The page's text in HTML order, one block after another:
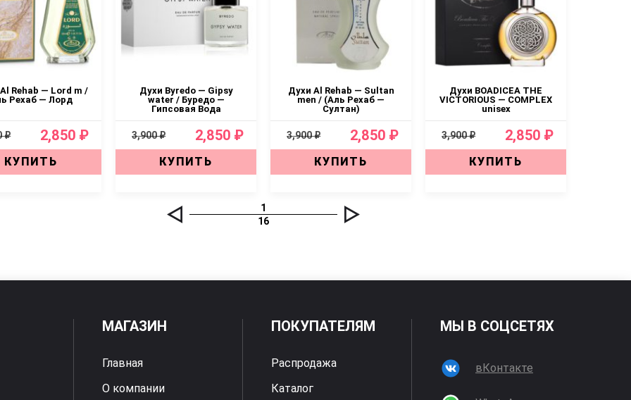
Rehab — Lord m /
Рехаб — Лорд
₽ 2,850 ₽
КУПИТЬ
Духи Byredo — Gipsy
water / Буредо —
Гипсовая Вода
3,900 ₽ 2,850 ₽
КУПИТЬ
Духи Al Rehab — Sultan
men / (Аль Рехаб —
Султан)
3,900 ₽ 2,850 ₽
КУПИТЬ
Духи BOADICEA THE
VICTORIOUS — COMPLEX
unisex
3,900 ₽ 2,850 ₽
КУПИТЬ
1
16
МАГАЗИН
Главная
О компании
ПОКУПАТЕЛЯМ
Распродажа
Каталог
МЫ В СОЦСЕТЯХ
вКонтакте